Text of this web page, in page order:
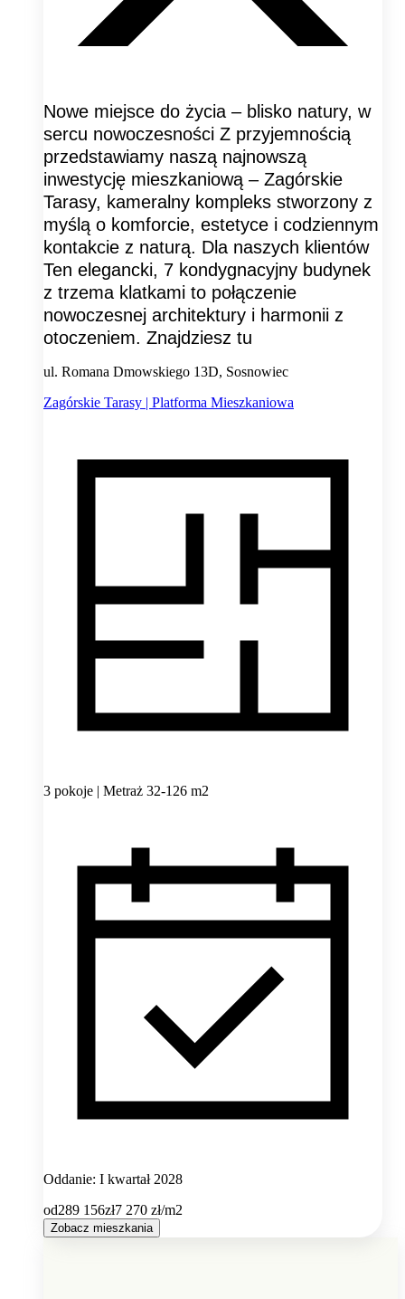
Nowe miejsce do życia – blisko natury, w
sercu nowoczesności Z przyjemnością
przedstawiamy naszą najnowszą
inwestycję mieszkaniową – Zagórskie
Tarasy, kameralny kompleks stworzony z
myślą o komforcie, estetyce i codziennym
kontakcie z naturą. Dla naszych klientów
Ten elegancki, 7 kondygnacyjny budynek
z trzema klatkami to połączenie
nowoczesnej architektury i harmonii z
otoczeniem. Znajdziesz tu
ul. Romana Dmowskiego 13D, Sosnowiec
Zagórskie Tarasy | Platforma Mieszkaniowa
3 pokoje | Metraż 32-126 m2
Oddanie: I kwartał 2028
od289 156zł7 270 zł/m2
Zobacz mieszkania